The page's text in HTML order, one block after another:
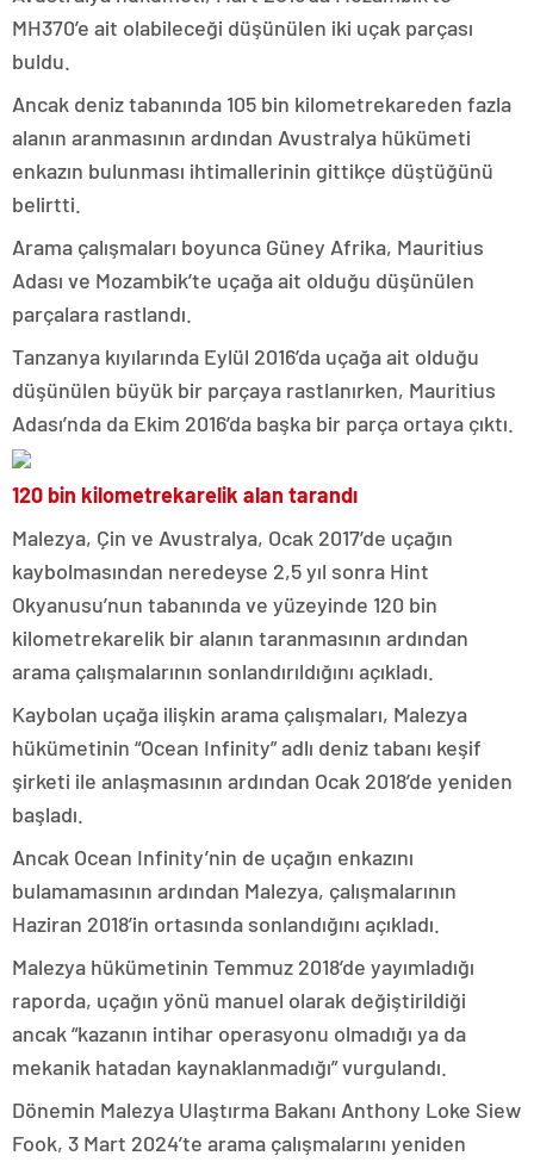
MH370’e ait olabileceği düşünülen iki uçak parçası
buldu.
Ancak deniz tabanında 105 bin kilometrekareden fazla
alanın aranmasının ardından Avustralya hükümeti
enkazın bulunması ihtimallerinin gittikçe düştüğünü
belirtti.
Arama çalışmaları boyunca Güney Afrika, Mauritius
Adası ve Mozambik’te uçağa ait olduğu düşünülen
parçalara rastlandı.
Tanzanya kıyılarında Eylül 2016’da uçağa ait olduğu
düşünülen büyük bir parçaya rastlanırken, Mauritius
Adası’nda da Ekim 2016’da başka bir parça ortaya çıktı.
120 bin kilometrekarelik alan tarandı
Malezya, Çin ve Avustralya, Ocak 2017’de uçağın
kaybolmasından neredeyse 2,5 yıl sonra Hint
Okyanusu’nun tabanında ve yüzeyinde 120 bin
kilometrekarelik bir alanın taranmasının ardından
arama çalışmalarının sonlandırıldığını açıkladı.
Kaybolan uçağa ilişkin arama çalışmaları, Malezya
hükümetinin “Ocean Infinity” adlı deniz tabanı keşif
şirketi ile anlaşmasının ardından Ocak 2018’de yeniden
başladı.
Ancak Ocean Infinity’nin de uçağın enkazını
bulamamasının ardından Malezya, çalışmalarının
Haziran 2018’in ortasında sonlandığını açıkladı.
Malezya hükümetinin Temmuz 2018’de yayımladığı
raporda, uçağın yönü manuel olarak değiştirildiği
ancak “kazanın intihar operasyonu olmadığı ya da
mekanik hatadan kaynaklanmadığı” vurgulandı.
Dönemin Malezya Ulaştırma Bakanı Anthony Loke Siew
Fook, 3 Mart 2024’te arama çalışmalarını yeniden